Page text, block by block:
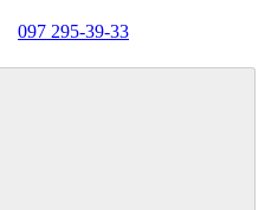
097 295-39-33